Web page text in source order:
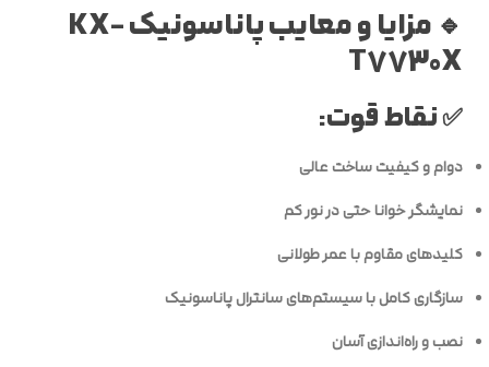
🔹 مزایا و معایب پاناسونیک KX-
T7730X
✅ نقاط قوت:
دوام و کیفیت ساخت عالی
نمایشگر خوانا حتی در نور کم
کلیدهای مقاوم با عمر طولانی
سازگاری کامل با سیستم‌های سانترال پاناسونیک
نصب و راه‌اندازی آسان